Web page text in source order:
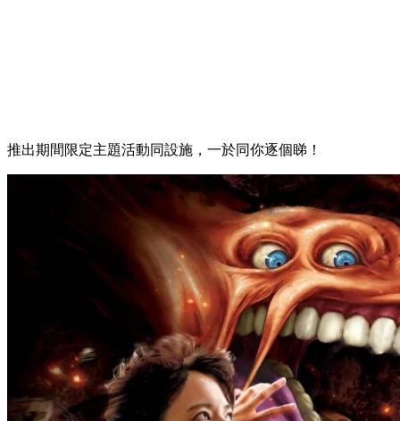
推出期間限定主題活動同設施，一於同你逐個睇！